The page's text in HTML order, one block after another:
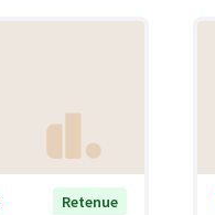
Retenue